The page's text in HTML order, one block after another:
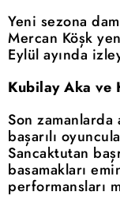
Yeni sezona
Mercan Köşk
Eylül ayında
Kubilay Aka ve
Son zamanlarda
başarılı
Sancaktutan
basamakları
performansları